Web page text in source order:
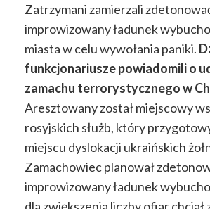
Zatrzymani zamierzali
improwizowany ładunek
miasta w celu wywołania paniki.
funkcjonariusze powiadomili o
zamachu terrorystycznego w
Aresztowany został miejscowy
rosyjskich służb, który
miejscu dyslokacji ukraińskich
Zamachowiec planował
improwizowany ładunek